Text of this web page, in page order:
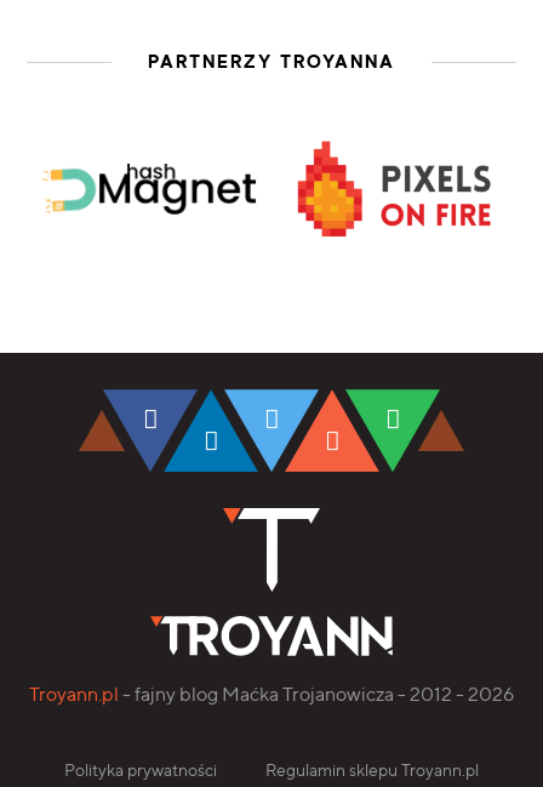
PARTNERZY TROYANNA
Troyann.pl - fajny blog Maćka Trojanowicza - 2012 - 2026
Polityka prywatności Regulamin sklepu Troyann.pl